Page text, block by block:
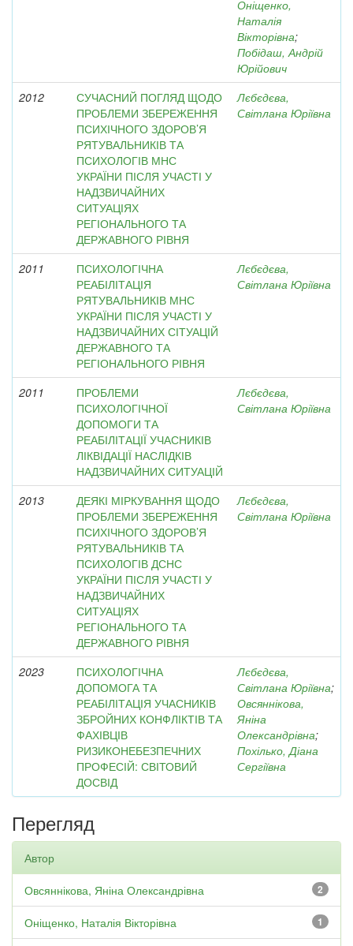
Оніщенко,
Наталія
Вікторівна;
Побідаш, Андрій
Юрійович
2012
СУЧАСНИЙ ПОГЛЯД ЩОДО
ПРОБЛЕМИ ЗБЕРЕЖЕННЯ
ПСИХІЧНОГО ЗДОРОВ’Я
РЯТУВАЛЬНИКІВ ТА
ПСИХОЛОГІВ МНС
УКРАЇНИ ПІСЛЯ УЧАСТІ У
НАДЗВИЧАЙНИХ
СИТУАЦІЯХ
РЕГІОНАЛЬНОГО ТА
ДЕРЖАВНОГО РІВНЯ
Лєбєдєва,
Світлана Юріївна
2011
ПСИХОЛОГІЧНА
РЕАБІЛІТАЦІЯ
РЯТУВАЛЬНИКІВ МНС
УКРАЇНИ ПІСЛЯ УЧАСТІ У
НАДЗВИЧАЙНИХ СІТУАЦІЙ
ДЕРЖАВНОГО ТА
РЕГІОНАЛЬНОГО РІВНЯ
Лєбєдєва,
Світлана Юріївна
2011
ПРОБЛЕМИ
ПСИХОЛОГІЧНОЇ
ДОПОМОГИ ТА
РЕАБІЛІТАЦІЇ УЧАСНИКІВ
ЛІКВІДАЦІЇ НАСЛІДКІВ
НАДЗВИЧАЙНИХ СИТУАЦІЙ
Лєбєдєва,
Світлана Юріївна
2013
ДЕЯКІ МІРКУВАННЯ ЩОДО
ПРОБЛЕМИ ЗБЕРЕЖЕННЯ
ПСИХІЧНОГО ЗДОРОВ’Я
РЯТУВАЛЬНИКІВ ТА
ПСИХОЛОГІВ ДСНС
УКРАЇНИ ПІСЛЯ УЧАСТІ У
НАДЗВИЧАЙНИХ
СИТУАЦІЯХ
РЕГІОНАЛЬНОГО ТА
ДЕРЖАВНОГО РІВНЯ
Лєбєдєва,
Світлана Юріївна
2023
ПСИХОЛОГІЧНА
ДОПОМОГА ТА
РЕАБІЛІТАЦІЯ УЧАСНИКІВ
ЗБРОЙНИХ КОНФЛІКТІВ ТА
ФАХІВЦІВ
РИЗИКОНЕБЕЗПЕЧНИХ
ПРОФЕСІЙ: СВІТОВИЙ
ДОСВІД
Лєбєдєва,
Світлана Юріївна;
Овсяннікова,
Яніна
Олександрівна;
Похілько, Діана
Сергіївна
Перегляд
Автор
2
Овсяннікова, Яніна Олександрівна
1
Оніщенко, Наталія Вікторівна